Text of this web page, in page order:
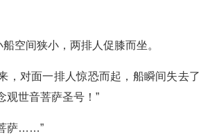
空间狭小，两排人促膝而坐。
，对面一排人惊恐而起，船瞬间失去了
观世音菩萨圣号！”
萨……”